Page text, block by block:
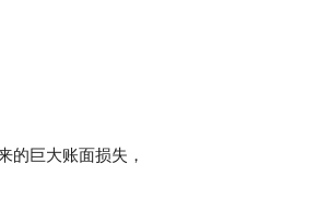
的巨大账面损失，